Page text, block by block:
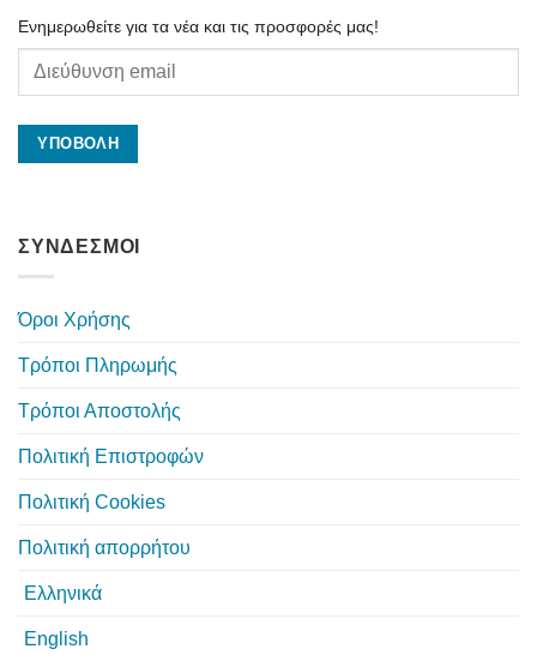
Ενημερωθείτε για τα νέα και τις προσφορές μας!
ΣΥΝΔΕΣΜΟΙ
Όροι Χρήσης
Τρόποι Πληρωμής
Τρόποι Αποστολής
Πολιτική Επιστροφών
Πολιτική Cookies
Πολιτική απορρήτου
Ελληνικά
English